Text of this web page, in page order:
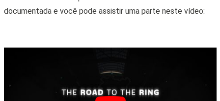
documentada e você pode assistir uma parte neste vídeo: